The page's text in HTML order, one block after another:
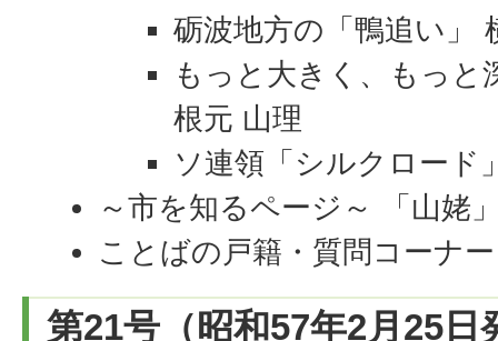
砺波地方の「鴨追い」
もっと大きく、もっと
根元 山理
ソ連領「シルクロード
～市を知るページ～ 「山姥
ことばの戸籍・質問コーナー
第21号（昭和57年2月25日